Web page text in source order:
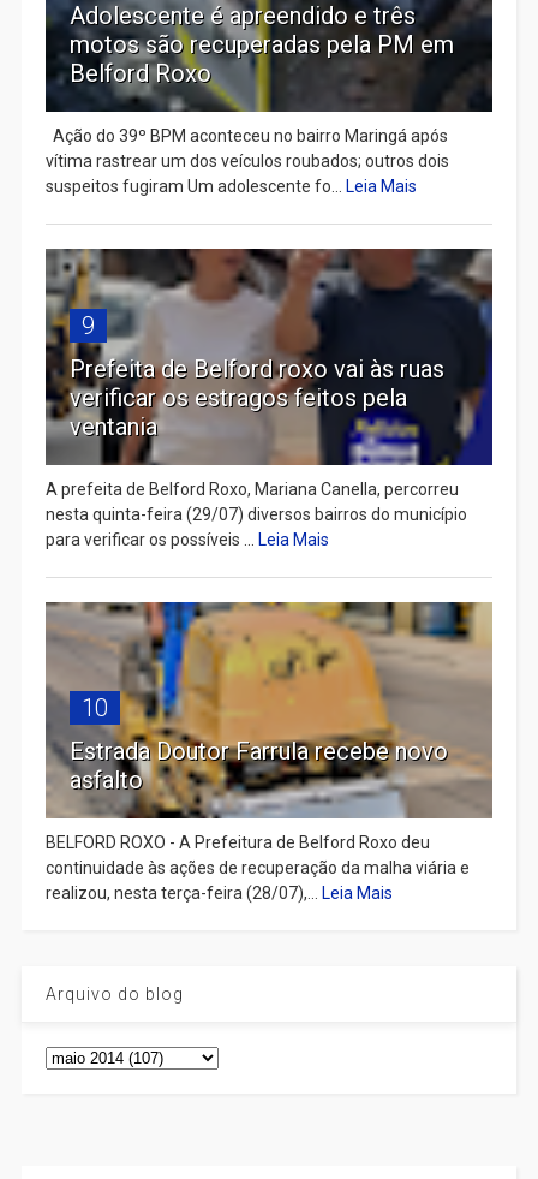
Adolescente é apreendido e três
motos são recuperadas pela PM em
Belford Roxo
Ação do 39º BPM aconteceu no bairro Maringá após
vítima rastrear um dos veículos roubados; outros dois
suspeitos fugiram Um adolescente fo... Leia Mais
9
Prefeita de Belford roxo vai às ruas
verificar os estragos feitos pela
ventania
A prefeita de Belford Roxo, Mariana Canella, percorreu
nesta quinta-feira (29/07) diversos bairros do município
para verificar os possíveis ... Leia Mais
10
Estrada Doutor Farrula recebe novo
asfalto
BELFORD ROXO - A Prefeitura de Belford Roxo deu
continuidade às ações de recuperação da malha viária e
realizou, nesta terça-feira (28/07),... Leia Mais
Arquivo do blog